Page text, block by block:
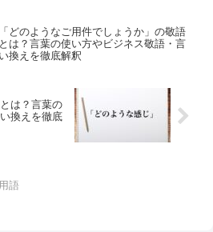
「どのようなご用件でしょうか」の敬語
とは？言葉の使い方やビジネス敬語・言
い換えを徹底解釈
は？言葉の
換えを徹底
語